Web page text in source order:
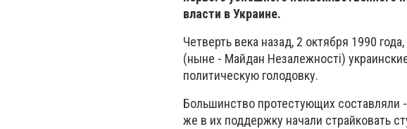
власти в Украине.
Четверть века назад, 2 октября 1990
(ныне - Майдан Незалежності)
политическую голодовку.
Большинство протестующих составляли
же в их поддержку начали страйковать